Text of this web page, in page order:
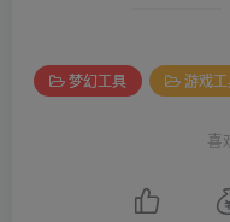
梦幻工具 游戏
喜